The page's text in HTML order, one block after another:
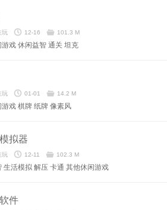
玩 12-16 101.3 M
游戏 休闲益智 通关 坦克
玩 01-01 14.2 M
游戏 棋牌 纸牌 像素风
拟器
玩 12-11 102.3 M
生活模拟 解压 卡通 其他休闲游戏
件